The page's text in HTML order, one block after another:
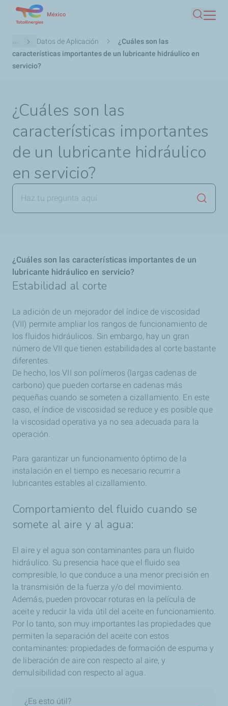
contenido
principal
México
Buscar
Ruta
de
navegación
... Datos de Aplicación
¿Cuáles son las
características importantes de un lubricante hidráulico en
servicio?
¿Cuáles son las
características importantes
de un lubricante hidráulico
en servicio?
Lanzar
¿Cuáles son las características importantes de un
lubricante hidráulico en servicio?
Estabilidad al corte
La adición de un mejorador del índice de viscosidad
(VII) permite ampliar los rangos de funcionamiento de
los fluidos hidráulicos. Sin embargo, hay un gran
número de VII que tienen estabilidades al corte bastante
diferentes.
De hecho, los VII son polímeros (largas cadenas de
carbono) que pueden cortarse en cadenas más
pequeñas cuando se someten a cizallamiento. En este
caso, el índice de viscosidad se reduce y es posible que
la viscosidad operativa ya no sea adecuada para la
operación.
Para garantizar un funcionamiento óptimo de la
instalación en el tiempo es necesario recurrir a
lubricantes estables al cizallamiento.
Comportamiento del fluido cuando se
somete al aire y al agua:
El aire y el agua son contaminantes para un fluido
hidráulico. Su presencia hace que el fluido sea
compresible, lo que conduce a una menor precisión en
la transmisión de la fuerza y/o del movimiento.
Además, pueden provocar roturas en la película de
aceite y reducir la vida útil del aceite en funcionamiento.
Por lo tanto, son muy importantes las propiedades que
permiten la separación del aceite con estos
contaminantes: propiedades de formación de espuma y
de liberación de aire con respecto al aire, y
demulsibilidad con respecto al agua.
¿Es esto útil?